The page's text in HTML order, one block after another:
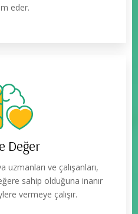
eder.
Değer
uzmanları ve çalışanları,
sahip olduğuna inanır
vermeye çalışır.